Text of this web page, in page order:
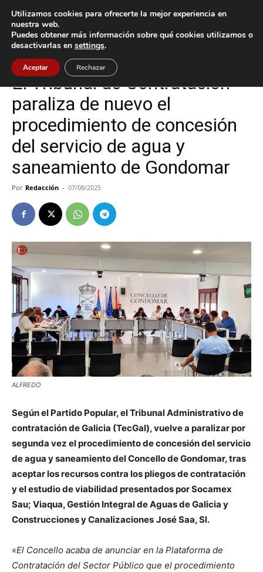
Inicio Gondomar
Gondomar Política
El Tribunal de Contratación
paraliza de nuevo el
procedimiento de concesión
del servicio de agua y
saneamiento de Gondomar
Por Redacción - 07/08/2025
ALFREDO
Según el Partido Popular, el Tribunal Administrativo de
contratación de Galicia (TecGal), vuelve a paralizar por
segunda vez el procedimiento de concesión del servicio
de agua y saneamiento del Concello de Gondomar, tras
aceptar los recursos contra los pliegos de contratación
y el estudio de viabilidad presentados por Socamex
Sau; Viaqua, Gestión Integral de Aguas de Galicia y
Construcciones y Canalizaciones José Saa, Sl.
«El Concello acaba de anunciar en la Plataforma de
Contratación del Sector Público que el procedimiento
Utilizamos cookies para ofrecerte la mejor experiencia en
nuestra web.
Puedes obtener más información sobre qué cookies utilizamos o
desactivarlas en settings.
Aceptar Rechazar